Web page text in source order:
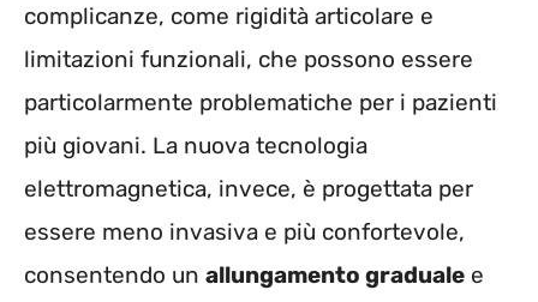
complicanze, come rigidità articolare e
limitazioni funzionali, che possono essere
particolarmente problematiche per i pazienti
più giovani. La nuova tecnologia
elettromagnetica, invece, è progettata per
essere meno invasiva e più confortevole,
consentendo un allungamento graduale e